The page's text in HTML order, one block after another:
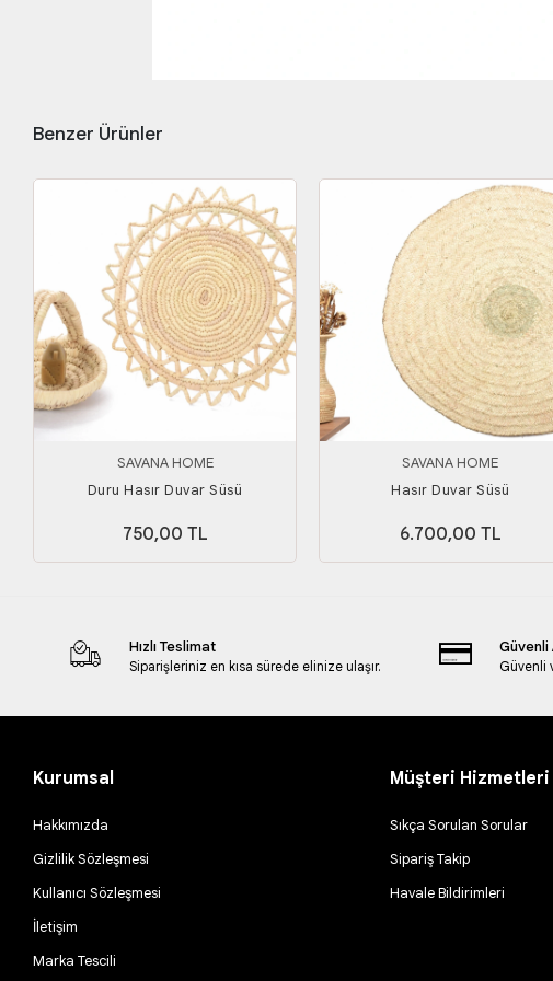
Benzer Ürünler
SAVANA HOME
Duru Hasır Duvar Süsü
750,00 TL
SAVANA HOME
Hasır Duvar Süsü
6.700,00 TL
Hızlı Teslimat
Siparişleriniz en kısa sürede elinize ulaşır.
Güvenli
Güvenli
Kurumsal
Hakkımızda
Gizlilik Sözleşmesi
Kullanıcı Sözleşmesi
İletişim
Marka Tescili
Müşteri Hizmetleri
Sıkça Sorulan Sorular
Sipariş Takip
Havale Bildirimleri